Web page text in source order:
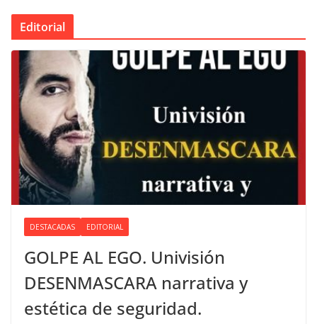
Editorial
DESTACADAS EDITORIAL
GOLPE AL EGO. Univisión
DESENMASCARA narrativa y
estética de seguridad.